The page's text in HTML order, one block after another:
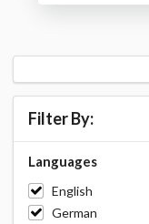
Filter By:
Languages
English
German